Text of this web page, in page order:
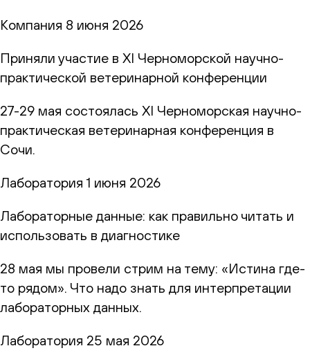
Компания 8 июня 2026
Приняли участие в XI Черноморской научно-
практической ветеринарной конференции
27-29 мая состоялась XI Черноморская научно-
практическая ветеринарная конференция в
Сочи.
Лаборатория 1 июня 2026
Лабораторные данные: как правильно читать и
использовать в диагностике
28 мая мы провели стрим на тему: «Истина где-
то рядом». Что надо знать для интерпретации
лабораторных данных.
Лаборатория 25 мая 2026